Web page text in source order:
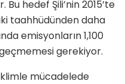
Bu hedef Şili’nin 2015’te
taahhüdünden daha
emisyonların 1,100
gerekiyor.
mücadelede